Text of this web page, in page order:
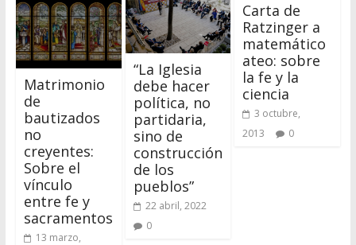
Matrimonio
de
bautizados
no
creyentes:
Sobre el
vínculo
entre fe y
sacramentos
13 marzo,
“La Iglesia
debe hacer
política, no
partidaria,
sino de
construcción
de los
pueblos”
22 abril, 2022
0
Carta de
Ratzinger a
matemático
ateo: sobre
la fe y la
ciencia
3 octubre,
2013
0